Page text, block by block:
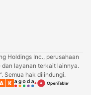
Holdings Inc., perusahaan
layanan terkait lainnya.
Semua hak dilindungi.